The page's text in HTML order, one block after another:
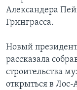
Александера
Гринграсса.
Новый
рассказала
строительства
открыться в Лос-